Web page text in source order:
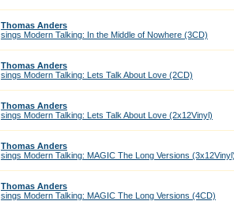
Thomas Anders
sings Modern Talking: In the Middle of Nowhere (3CD)
Thomas Anders
sings Modern Talking: Lets Talk About Love (2CD)
Thomas Anders
sings Modern Talking: Lets Talk About Love (2x12Vinyl)
Thomas Anders
sings Modern Talking: MAGIC The Long Versions
Thomas Anders
sings Modern Talking: MAGIC The Long Versions (4CD)